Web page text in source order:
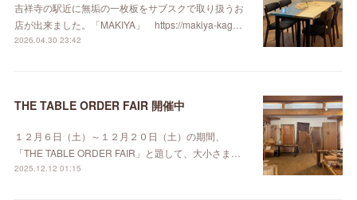
吉祥寺の駅近に無垢の一枚板をサブスクで取り扱うお
店が出来ました。「MAKIYA」 https://makiya-kag…
2026.04.30 23:42
THE TABLE ORDER FAIR 開催中
１２月６日（土）～１２月２０日（土）の期間、
「THE TABLE ORDER FAIR」と題して、大小さま…
2025.12.12 01:15